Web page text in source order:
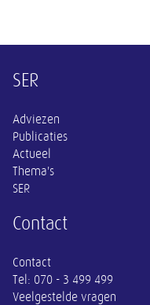
Overige
SER
Adviezen
Publicaties
Actueel
Thema's
SER
Contact
Contact
Tel: 070 - 3 499 499
Veelgestelde vragen